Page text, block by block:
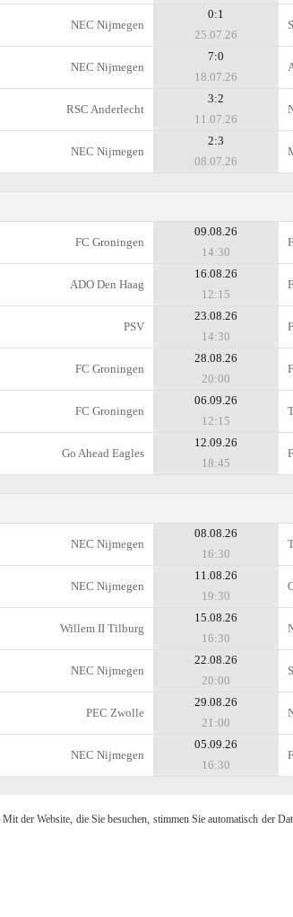
NEC Nijmegen
0:1
25.07.26
NEC Nijmegen
7:0
18.07.26
RSC Anderlecht
3:2
11.07.26
NEC Nijmegen
2:3
08.07.26
FC Groningen
09.08.26
14:30
ADO Den Haag
16.08.26
12:15
PSV
23.08.26
14:30
FC Groningen
28.08.26
20:00
FC Groningen
06.09.26
12:15
Go Ahead Eagles
12.09.26
18:45
NEC Nijmegen
08.08.26
16:30
NEC Nijmegen
11.08.26
19:30
Willem II Tilburg
15.08.26
16:30
NEC Nijmegen
22.08.26
20:00
PEC Zwolle
29.08.26
21:00
NEC Nijmegen
05.09.26
16:30
der Website, die Sie besuchen, stimmen Sie automatisch der